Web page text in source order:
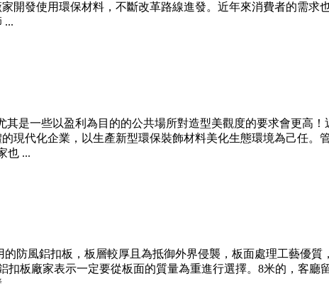
開發使用環保材料，不斷改革路線進發。近年來消費者的需求
...
是一些以盈利為目的的公共場所對造型美觀度的要求會更高！
現代化企業，以生產新型環保裝飾材料美化生態環境為己任。
也 ...
防風鋁扣板，板層較厚且為抵御外界侵襲，板面處理工藝優
板廠家表示一定要從板面的質量為重進行選擇。8米的，客廳